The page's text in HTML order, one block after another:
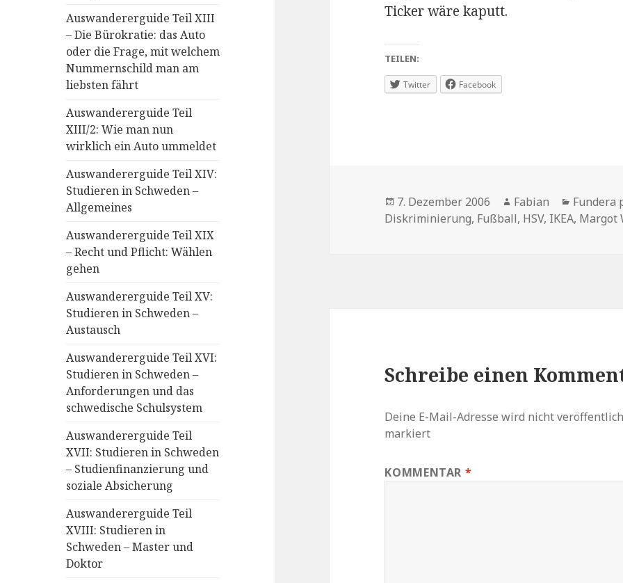
Auswandererguide Teil XIII
– Die Bürokratie: das Auto
oder die Frage, mit welchem
Nummernschild man am
liebsten fährt
Auswandererguide Teil
XIII/2: Wie man nun
wirklich ein Auto ummeldet
Auswandererguide Teil XIV:
Studieren in Schweden –
Allgemeines
Auswandererguide Teil XIX
– Recht und Pflicht: Wählen
gehen
Auswandererguide Teil XV:
Studieren in Schweden –
Austausch
Auswandererguide Teil XVI:
Studieren in Schweden –
Anforderungen und das
schwedische Schulsystem
Auswandererguide Teil
XVII: Studieren in Schweden
– Studienfinanzierung und
soziale Absicherung
Auswandererguide Teil
XVIII: Studieren in
Schweden – Master und
Doktor
Ticker wäre kaputt.
TEILEN:
Twitter Facebook
Veröffentlicht
am
7. Dezember 2006 Autor
Fabian Fundera
Diskriminierung, Fußball, HSV, IKEA, Margot
Schreibe einen
Deine E-Mail-Adresse wird nicht
markiert
KOMMENTAR *